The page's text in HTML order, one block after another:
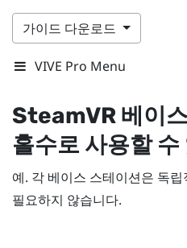
가이드 다운로드
VIVE Pro Menu
SteamVR 베이
홀수로 사용할
예. 각 베이스 스테이션은 독
필요하지 않습니다.